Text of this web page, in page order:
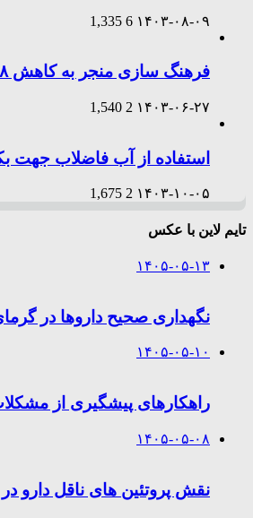
۱۴۰۳-۰۸-۰۹ 6
1,335
فرهنگ سازی منجر به کاهش ۳۸ درصدی حوادث آتش‌سوزی طی امسال در شیراز شد
۱۴۰۳-۰۶-۲۷ 2
1,540
استفاده از آب فاضلاب جهت
۱۴۰۳-۱۰-۰۵ 2
1,675
تایم لاین با عکس
۱۴۰۵-۰۵-۱۳
نگهداری صحیح داروها در
۱۴۰۵-۰۵-۱۰
راهکارهای پیشگیری از
۱۴۰۵-۰۵-۰۸
نقش پروتئین های ناقل دارو در